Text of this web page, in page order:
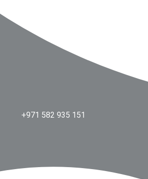
+971 582 935 151